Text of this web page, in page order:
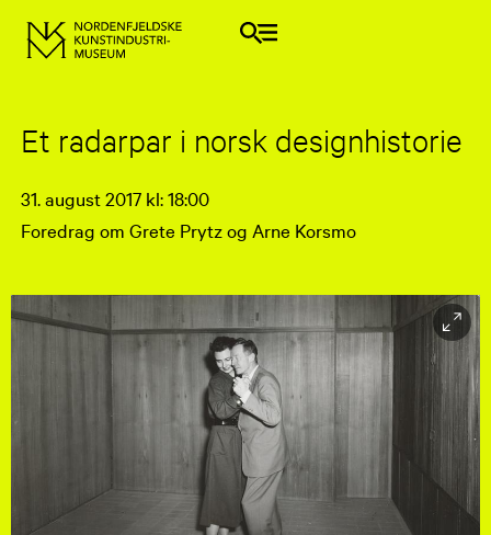
Et radarpar i norsk designhistorie
31. august 2017 kl: 18:00
Foredrag om Grete Prytz og Arne Korsmo